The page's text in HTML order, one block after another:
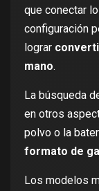
que conectar
configuración
lograr
mano.
La búsqueda
en otros
polvo o la
formato de
Los modelos